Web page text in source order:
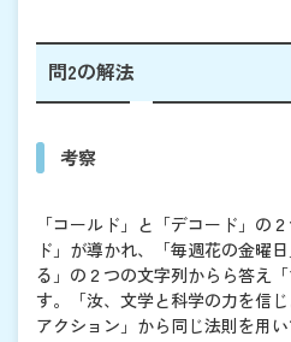
問2の解法
考察
「コールド」と「デコード」の
ド」が導かれ、「毎週花の金曜
る」の２つの文字列からら答え
す。「汝、文学と科学の力を信
アクション」から同じ法則を用